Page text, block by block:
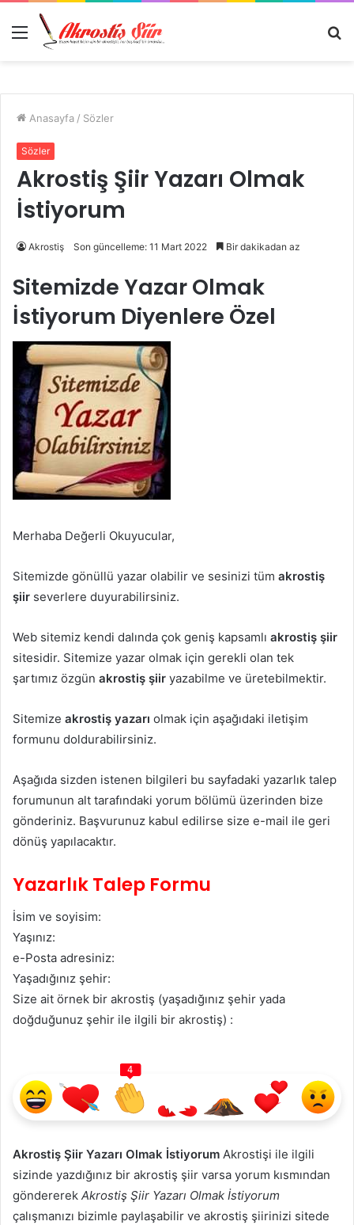
Menü
Anasayfa / Sözler
Sözler
Akrostiş Şiir Yazarı Olmak
İstiyorum
Akrostiş Son güncelleme: 11 Mart 2022 Bir dakikadan az
Sitemizde Yazar Olmak
İstiyorum Diyenlere Özel
Merhaba Değerli Okuyucular,
Sitemizde gönüllü yazar olabilir ve sesinizi tüm akrostiş
şiir severlere duyurabilirsiniz.
Web sitemiz kendi dalında çok geniş kapsamlı akrostiş şiir
sitesidir. Sitemize yazar olmak için gerekli olan tek
şartımız özgün akrostiş şiir yazabilme ve üretebilmektir.
Sitemize akrostiş yazarı olmak için aşağıdaki iletişim
formunu doldurabilirsiniz.
Aşağıda sizden istenen bilgileri bu sayfadaki yazarlık talep
forumunun alt tarafındaki yorum bölümü üzerinden bize
gönderiniz. Başvurunuz kabul edilirse size e-mail ile geri
dönüş yapılacaktır.
Yazarlık Talep Formu
İsim ve soyisim:
Yaşınız:
e-Posta adresiniz:
Yaşadığınız şehir:
Size ait örnek bir akrostiş (yaşadığınız şehir yada
doğduğunuz şehir ile ilgili bir akrostiş) :
4
Akrostiş Şiir Yazarı Olmak İstiyorum Akrostişi ile ilgili
sizinde yazdığınız bir akrostiş şiir varsa yorum kısmından
göndererek Akrostiş Şiir Yazarı Olmak İstiyorum
çalışmanızı bizimle paylaşabilir ve akrostiş şiirinizi sitede